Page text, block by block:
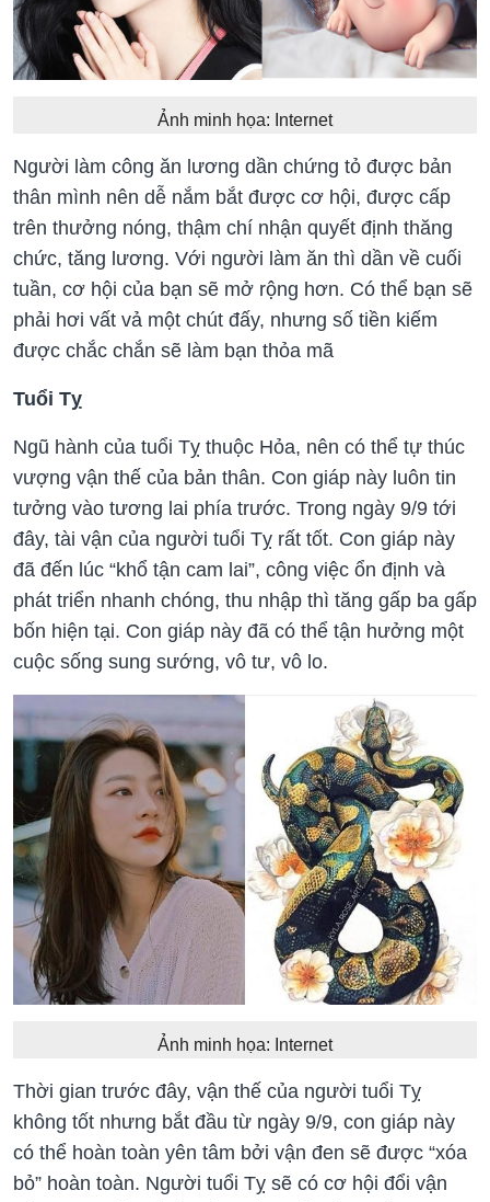
Ảnh minh họa: Internet
Người làm công ăn lương dần chứng tỏ được bản
thân mình nên dễ nắm bắt được cơ hội, được cấp
trên thưởng nóng, thậm chí nhận quyết định thăng
chức, tăng lương. Với người làm ăn thì dần về cuối
tuần, cơ hội của bạn sẽ mở rộng hơn. Có thể bạn sẽ
phải hơi vất vả một chút đấy, nhưng số tiền kiếm
được chắc chắn sẽ làm bạn thỏa mã
Tuổi Tỵ
Ngũ hành của tuổi Tỵ thuộc Hỏa, nên có thể tự thúc
vượng vận thế của bản thân. Con giáp này luôn tin
tưởng vào tương lai phía trước. Trong ngày 9/9 tới
đây, tài vận của người tuổi Tỵ rất tốt. Con giáp này
đã đến lúc “khổ tận cam lai”, công việc ổn định và
phát triển nhanh chóng, thu nhập thì tăng gấp ba gấp
bốn hiện tại. Con giáp này đã có thể tận hưởng một
cuộc sống sung sướng, vô tư, vô lo.
Ảnh minh họa: Internet
Thời gian trước đây, vận thế của người tuổi Tỵ
không tốt nhưng bắt đầu từ ngày 9/9, con giáp này
có thể hoàn toàn yên tâm bởi vận đen sẽ được “xóa
bỏ” hoàn toàn. Người tuổi Tỵ sẽ có cơ hội đổi vận